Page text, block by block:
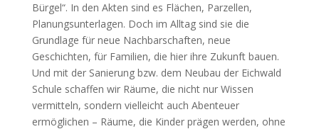
Bürgel“. In den Akten sind es Flächen, Parzellen,
Planungsunterlagen. Doch im Alltag sind sie die
Grundlage für neue Nachbarschaften, neue
Geschichten, für Familien, die hier ihre Zukunft bauen.
Und mit der Sanierung bzw. dem Neubau der Eichwald
Schule schaffen wir Räume, die nicht nur Wissen
vermitteln, sondern vielleicht auch Abenteuer
ermöglichen – Räume, die Kinder prägen werden, ohne